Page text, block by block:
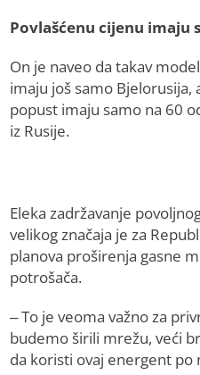
Povlašćenu cijenu imaju
On je naveo da takav
imaju još samo Bjelorusija,
popust imaju samo na 60
iz Rusije.
Eleka zadržavanje
velikog značaja je za
planova proširenja gasne
potrošača.
– To je veoma važno za
budemo širili mrežu, veći
da koristi ovaj energent